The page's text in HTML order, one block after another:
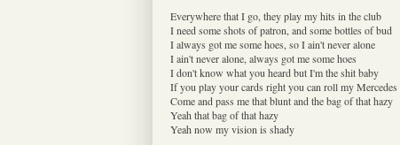
Everywhere that I go, they play my hits in the club
I need some shots of patron, and some bottles of bud
I always got me some hoes, so I ain't never alone
I ain't never alone, always got me some hoes
I don't know what you heard but I'm the shit baby
If you play your cards right you can roll my Mercedes
Come and pass me that blunt and the bag of that hazy
Yeah that bag of that hazy
Yeah now my vision is shady